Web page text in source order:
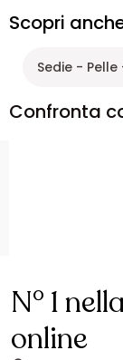
Scopri
Sedie -
Confronta
N° 1
online